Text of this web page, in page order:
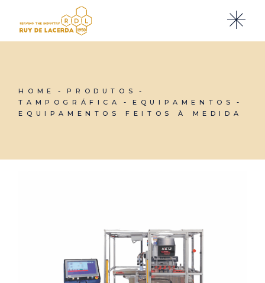
content
HOME
PRODUTOS
TAMPOGRÁFICA
EQUIPAMENTOS
EQUIPAMENTOS FEITOS À MEDIDA